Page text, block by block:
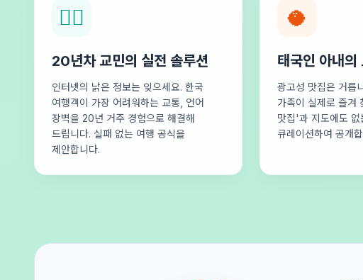
🕵️‍♂️
20년차 교민의 실전 솔루션
인터넷의 낡은 정보는 잊으세요. 한국
여행객이 가장 어려워하는 교통, 언어
장벽을 20년 거주 경험으로 해결해
드립니다. 실패 없는 여행 공식을
제안합니다.
🥥
태국인 아내의
광고성 맛집은 거릅
가족이 실제로 즐겨
맛집'과 지도에도 없
큐레이션하여 공개